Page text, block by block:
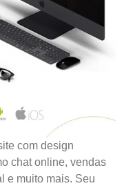
com design
chat online, vendas
e muito mais. Seu